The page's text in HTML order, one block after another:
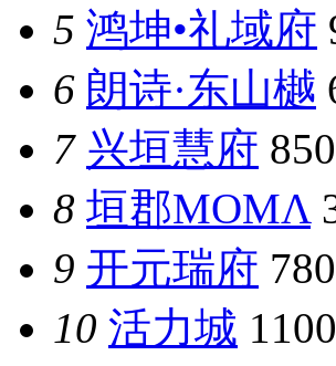
5 鸿坤•礼域府
6 朗诗·东山樾
7 兴垣慧府
8 垣郡MOMΛ
9 开元瑞府
10 活力城